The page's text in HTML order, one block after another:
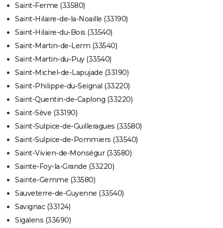
Saint-Ferme (33580)
Saint-Hilaire-de-la-Noaille (33190)
Saint-Hilaire-du-Bois (33540)
Saint-Martin-de-Lerm (33540)
Saint-Martin-du-Puy (33540)
Saint-Michel-de-Lapujade (33190)
Saint-Philippe-du-Seignal (33220)
Saint-Quentin-de-Caplong (33220)
Saint-Sève (33190)
Saint-Sulpice-de-Guilleragues (33580)
Saint-Sulpice-de-Pommiers (33540)
Saint-Vivien-de-Monségur (33580)
Sainte-Foy-la-Grande (33220)
Sainte-Gemme (33580)
Sauveterre-de-Guyenne (33540)
Savignac (33124)
Sigalens (33690)